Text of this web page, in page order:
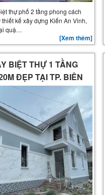
5 phòng
thự phố 2 tầng phong cách
kế xây dựng Kiến An Vinh,
quậ…
[Xem thêm]
BIỆT THỰ 1 TẦNG
ĐẸP TẠI TP. BIÊN